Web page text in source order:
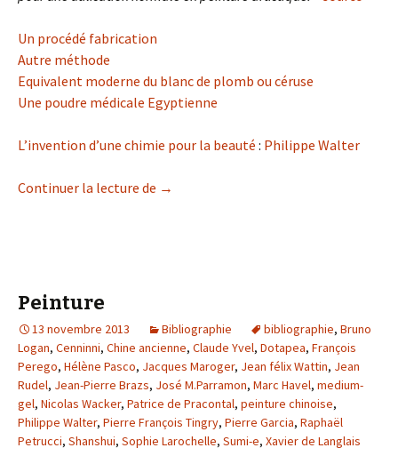
Un procédé fabrication
Autre méthode
Equivalent moderne du blanc de plomb ou céruse
Une poudre médicale Egyptienne
L’invention d’une chimie pour la beauté : Philippe Walter
Continuer la lecture de Blanc de plomb
→
Peinture
13 novembre 2013 Bibliographie bibliographie, Bruno
Logan, Cenninni, Chine ancienne, Claude Yvel, Dotapea, François
Perego, Hélène Pasco, Jacques Maroger, Jean félix Wattin, Jean
Rudel, Jean-Pierre Brazs, José M.Parramon, Marc Havel, medium-
gel, Nicolas Wacker, Patrice de Pracontal, peinture chinoise,
Philippe Walter, Pierre François Tingry, Pierre Garcia, Raphaël
Petrucci, Shanshui, Sophie Larochelle, Sumi-e, Xavier de Langlais